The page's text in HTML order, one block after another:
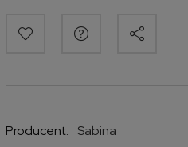
Producent:
Sabina